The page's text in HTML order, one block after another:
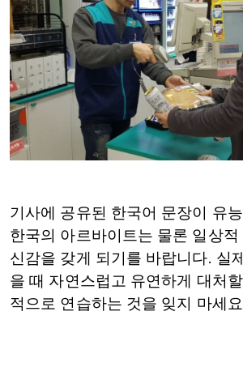
기사에 공유된 한국어 문장이 유
한국의 아르바이트는 물론 일상
신감을 갖게 되기를 바랍니다. 실
을 때 자연스럽고 유연하게 대처
적으로 연습하는 것을 잊지 마세